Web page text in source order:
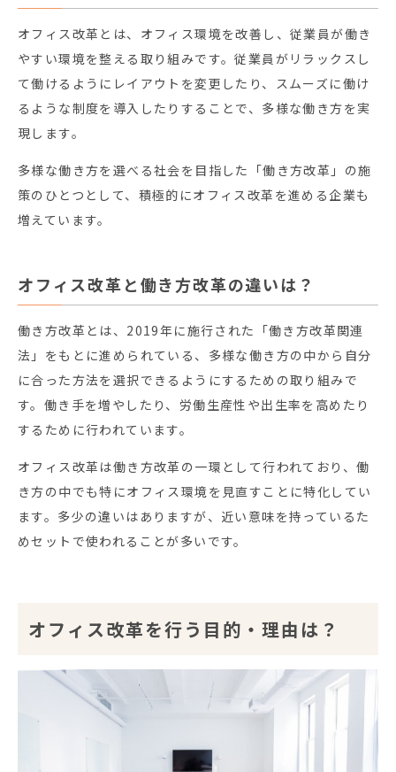
オフィス改革とは、オフィス環境を改善し、従業員が働き
やすい環境を整える取り組みです。従業員がリラックスし
て働けるようにレイアウトを変更したり、スムーズに働け
るような制度を導入したりすることで、多様な働き方を実
現します。
多様な働き方を選べる社会を目指した「働き方改革」の施
策のひとつとして、積極的にオフィス改革を進める企業も
増えています。
オフィス改革と働き方改革の違いは？
働き方改革とは、2019年に施行された「働き方改革関連
法」をもとに進められている、多様な働き方の中から自分
に合った方法を選択できるようにするための取り組みで
す。働き手を増やしたり、労働生産性や出生率を高めたり
するために行われています。
オフィス改革は働き方改革の一環として行われており、働
き方の中でも特にオフィス環境を見直すことに特化してい
ます。多少の違いはありますが、近い意味を持っているた
めセットで使われることが多いです。
オフィス改革を行う目的・理由は？